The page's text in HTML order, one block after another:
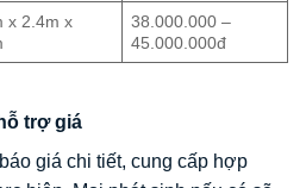
x 2.4m x
38.000.000 –
45.000.000đ
trợ giá
giá chi tiết, cung cấp hợp